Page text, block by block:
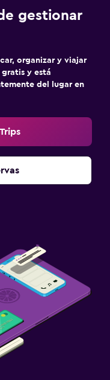
gestionar
organizar y viajar
gratis y está
del lugar en